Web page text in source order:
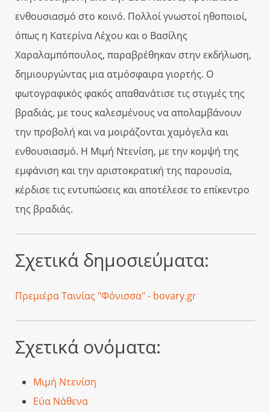
ενθουσιασμό στο κοινό. Πολλοί γνωστοί ηθοποιοί,
όπως η Κατερίνα Λέχου και ο Βασίλης
Χαραλαμπόπουλος, παραβρέθηκαν στην εκδήλωση,
δημιουργώντας μια ατμόσφαιρα γιορτής. Ο
φωτογραφικός φακός απαθανάτισε τις στιγμές της
βραδιάς, με τους καλεσμένους να απολαμβάνουν
την προβολή και να μοιράζονται χαμόγελα και
ενθουσιασμό. Η Μιμή Ντενίση, με την κομψή της
εμφάνιση και την αριστοκρατική της παρουσία,
κέρδισε τις εντυπώσεις και αποτέλεσε το επίκεντρο
της βραδιάς.
Σχετικά δημοσιεύματα:
Πρεμιέρα Ταινίας "Φόνισσα" - bovary.gr
Σχετικά ονόματα:
Μιμή Ντενίση
Εύα Νάθενα